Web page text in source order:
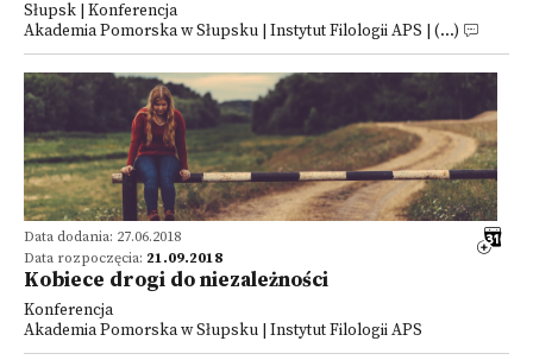
Słupsk | Konferencja
Akademia Pomorska w Słupsku | Instytut Filologii APS | (...)
Data dodania: 27.06.2018
Data rozpoczęcia: 21.09.2018
Kobiece drogi do niezależności
Konferencja
Akademia Pomorska w Słupsku | Instytut Filologii APS